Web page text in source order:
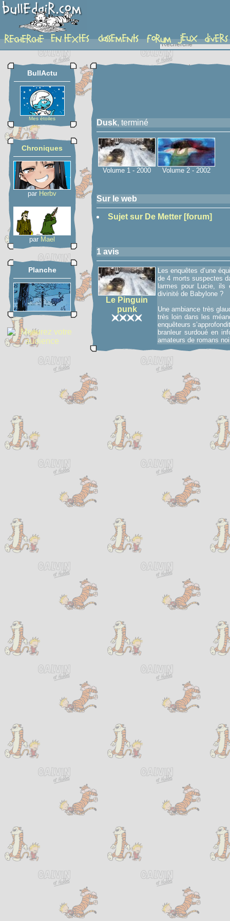
serie
BullActu
Mes étoiles
Chroniques
par Herbv
par Mael
Planche
Dusk, terminé
Volume 1 - 2000 Volume 2 - 2002
Sur le web
Sujet sur De Metter [forum]
1 avis
Le Pinguin
punk
Les enquêtes d’une
de 4 morts suspectes
larmes pour Lucie, ils
divinité de Babylone ?
Une ambiance très
très loin dans les
enquêteurs
branleur surdoué en
amateurs de romans